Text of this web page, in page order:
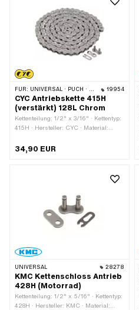
FÜR: UNIVERSAL · PUCH · SACHS · PONY / CILO (BETA 521 & 512) · ZÜNDAPP BELMONDO · TOMOS · BYE BIKE 19954
CYC Antriebskette 415H
(verstärkt) 128L Chrom
Kettenteilung: 1/2" x 3/16" · Kettentyp:
415H · Hersteller: CYC · Material:
Kettenglieder: 128 Stk. · Abrollumfang:
34,90 EUR
UNIVERSAL 28278
KMC Kettenschloss Antrieb
428H (Motorrad)
Kettenteilung: 1/2" x 5/16" · Kettentyp:
428H · Hersteller: KMC · Material: